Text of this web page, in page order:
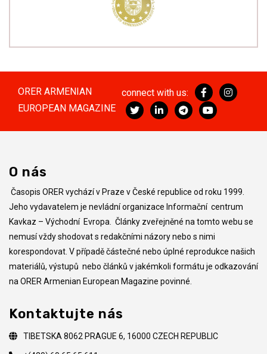
ORER ARMENIAN
EUROPEAN MAGAZINE
connect with us:
O nás
Časopis ORER vychází v Praze v České republice od roku 1999.
Jeho vydavatelem je nevládní organizace Informační centrum
Kavkaz – Východní Evropa. Články zveřejněné na tomto webu se
nemusí vždy shodovat s redakčními názory nebo s nimi
korespondovat. V případě částečné nebo úplné reprodukce našich
materiálů, výstupů nebo článků v jakémkoli formátu je odkazování
na ORER Armenian European Magazine povinné.
Kontaktujte nás
TIBETSKA 8062 PRAGUE 6, 16000 CZECH REPUBLIC